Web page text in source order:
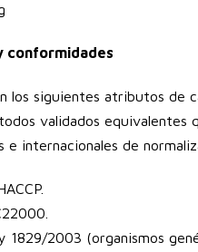
conformidades
los siguientes atributos de
validados equivalentes
e internacionales de
2003 (organismos